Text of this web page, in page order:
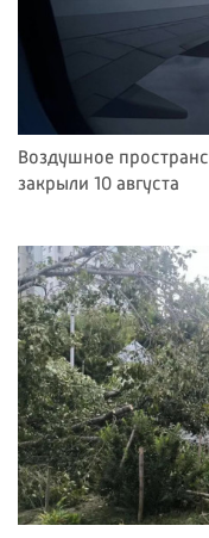
Воздушное
закрыли 10 августа